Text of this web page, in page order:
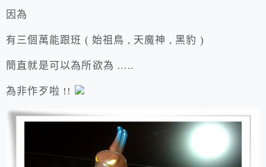
因為
有三個萬能跟班 ( 始祖鳥 , 天魔神 , 黑豹 )
簡直就是可以為所欲為 …..
為非作歹啦 !!